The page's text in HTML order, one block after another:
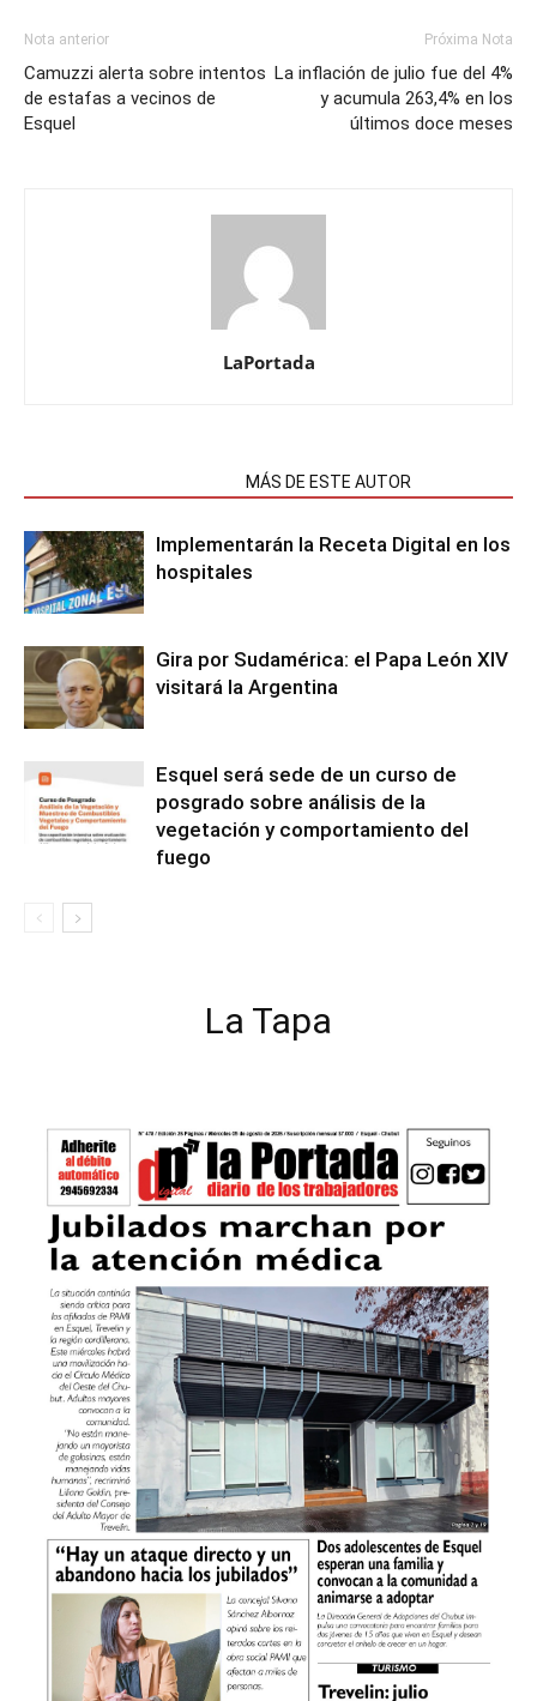
Nota anterior
Camuzzi alerta sobre intentos
de estafas a vecinos de
Esquel
Próxima Nota
La inflación de julio fue del 4%
y acumula 263,4% en los
últimos doce meses
LaPortada
MÁS DE ESTE AUTOR
Implementarán la Receta Digital en los
hospitales
Gira por Sudamérica: el Papa León XIV
visitará la Argentina
Esquel será sede de un curso de
posgrado sobre análisis de la
vegetación y comportamiento del
fuego
La Tapa